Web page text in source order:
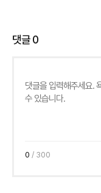
댓글0
0 / 300